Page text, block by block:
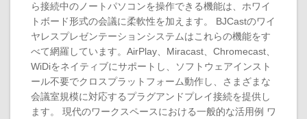
ら接続中のノートパソコンを操作できる機能は、ホワイ
トボード形式の会議に柔軟性を加えます。 BJCastのワイ
ヤレスプレゼンテーションシステムはこれらの機能をす
べて網羅しています。AirPlay、Miracast、Chromecast、
WiDiをネイティブにサポートし、ソフトウェアインスト
ール不要でクロスプラットフォーム動作し、さまざまな
会議室規模に対応するプラグアンドプレイ接続を提供し
ます。 現代のワークスペースにおける一般的な活用例 ワ